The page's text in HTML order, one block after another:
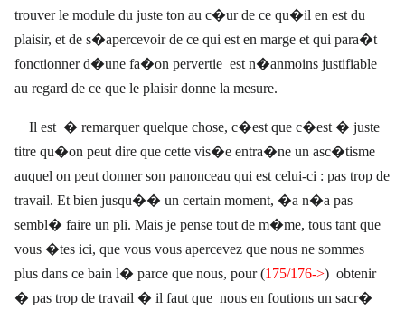
trouver le module du juste ton au c�ur de ce qu�il en est du
plaisir, et de s�apercevoir de ce qui est en marge et qui para�t
fonctionner d�une fa�on pervertie est n�anmoins justifiable
au regard de ce que le plaisir donne la mesure.
Il est � remarquer quelque chose, c�est que c�est � juste
titre qu�on peut dire que cette vis�e entra�ne un asc�tisme
auquel on peut donner son panonceau qui est celui-ci : pas trop de
travail. Et bien jusqu�� un certain moment, �a n�a pas
sembl� faire un pli. Mais je pense tout de m�me, tous tant que
vous �tes ici, que vous vous apercevez que nous ne sommes
plus dans ce bain l� parce que nous, pour (175/176->) obtenir
� pas trop de travail � il faut que nous en foutions un sacr�